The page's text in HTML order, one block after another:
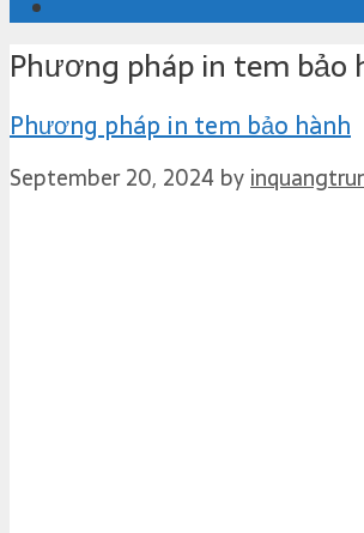
Phương pháp in tem bảo
Phương pháp in tem bảo hành
September 20, 2024 by